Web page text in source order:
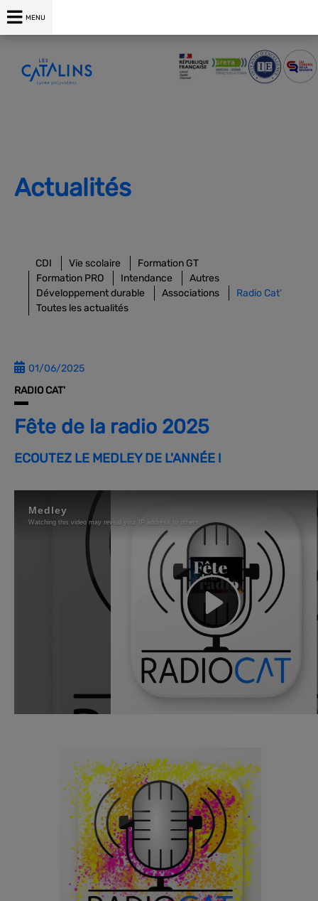
MENU
Actualités
CDI Vie scolaire
Formation GT
Formation PRO
Intendance
Autres
Développement durable
Associations
Radio Cat'
Toutes les actualités
01/06/2025
RADIO CAT'
Fête de la radio 2025
ECOUTEZ LE MEDLEY DE L'ANNÉE !